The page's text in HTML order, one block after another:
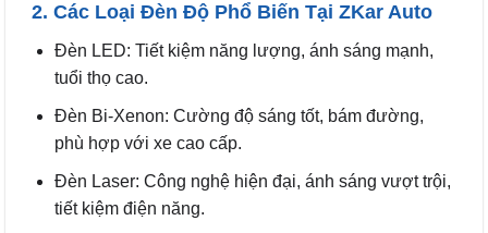
2. Các Loại Đèn Độ Phổ Biến Tại ZKar Auto
Đèn LED: Tiết kiệm năng lượng, ánh sáng mạnh,
tuổi thọ cao.
Đèn Bi-Xenon: Cường độ sáng tốt, bám đường,
phù hợp với xe cao cấp.
Đèn Laser: Công nghệ hiện đại, ánh sáng vượt trội,
tiết kiệm điện năng.